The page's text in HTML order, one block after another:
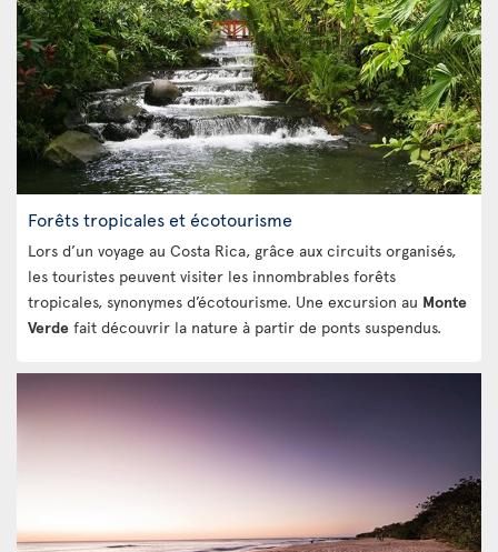
Forêts tropicales et écotourisme
Lors d’un voyage au Costa Rica, grâce aux circuits organisés,
les touristes peuvent visiter les innombrables forêts
tropicales, synonymes d’écotourisme. Une excursion au Monte
Verde fait découvrir la nature à partir de ponts suspendus.